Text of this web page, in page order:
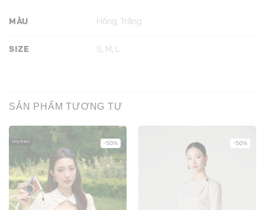
MÀU Hồng, Trắng
SIZE S, M, L
SẢN PHẨM TƯƠNG TỰ
-50%
Only Online -50%